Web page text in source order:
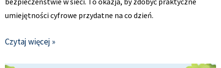
umiejętności cyfrowe przydatne na co dzień.
Czytaj więcej »